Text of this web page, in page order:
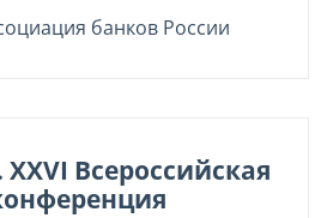
банков России
XXVI Всероссийская